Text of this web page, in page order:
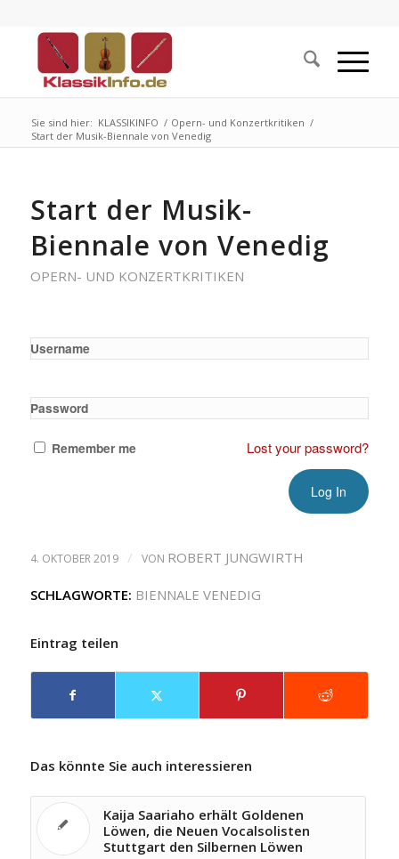
Sie sind hier: KLASSIKINFO / Opern- und Konzertkritiken /
Start der Musik-Biennale von Venedig
Start der Musik-
Biennale von Venedig
OPERN- UND KONZERTKRITIKEN
Username
Password
Remember me Lost your password?
4. OKTOBER 2019 / VON ROBERT JUNGWIRTH
SCHLAGWORTE: BIENNALE VENEDIG
Eintrag teilen
Das könnte Sie auch interessieren
Kaija Saariaho erhält Goldenen
Löwen, die Neuen Vocalsolisten
Stuttgart den Silbernen Löwen